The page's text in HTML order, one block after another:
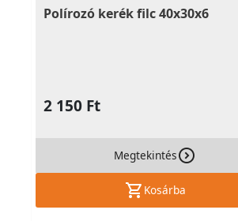
Polírozó kerék filc 40x30x6
2 150 Ft
Megtekintés
Kosárba